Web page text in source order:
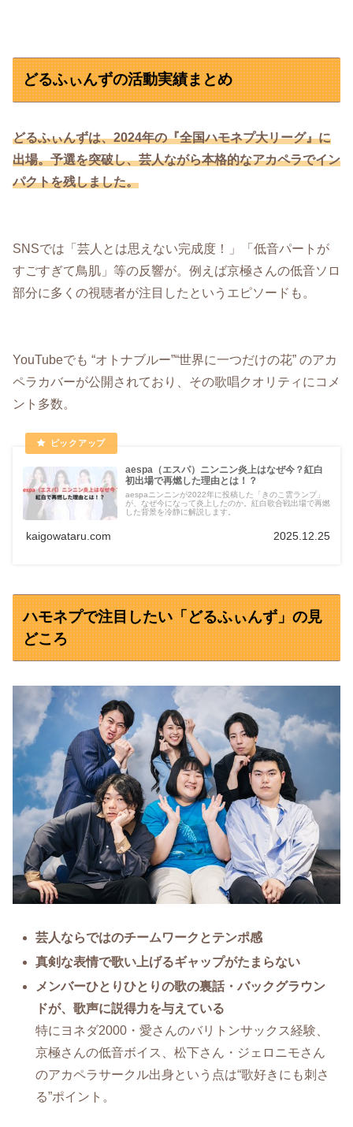
どるふぃんずの活動実績まとめ
どるふぃんずは、2024年の『全国ハモネプ大リーグ』に
出場。予選を突破し、芸人ながら本格的なアカペラでイン
パクトを残しました。
SNSでは「芸人とは思えない完成度！」「低音パートが
すごすぎて鳥肌」等の反響が。例えば京極さんの低音ソロ
部分に多くの視聴者が注目したというエピソードも。
YouTubeでも “オトナブルー”“世界に一つだけの花” のアカ
ペラカバーが公開されており、その歌唱クオリティにコメ
ント多数。
aespa（エスパ）ニンニン炎上はなぜ今？紅白
初出場で再燃した理由とは！？
aespaニンニンが2022年に投稿した「きのこ雲ランプ」
が、なぜ今になって炎上したのか。紅白歌合戦出場で再燃
した背景を冷静に解説します。
kaigowataru.com 2025.12.25
ハモネプで注目したい「どるふぃんず」の見
どころ
芸人ならではのチームワークとテンポ感
真剣な表情で歌い上げるギャップがたまらない
メンバーひとりひとりの歌の裏話・バックグラウン
ドが、歌声に説得力を与えている
特にヨネダ2000・愛さんのバリトンサックス経験、
京極さんの低音ボイス、松下さん・ジェロニモさん
のアカペラサークル出身という点は“歌好きにも刺さ
る”ポイント。